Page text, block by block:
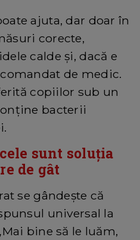
ajuta, dar doar în
corecte,
calde și, dacă e
de medic.
copiilor sub un
bacterii
sunt soluția
de gât
se gândește că
universal la
bine să le luăm,